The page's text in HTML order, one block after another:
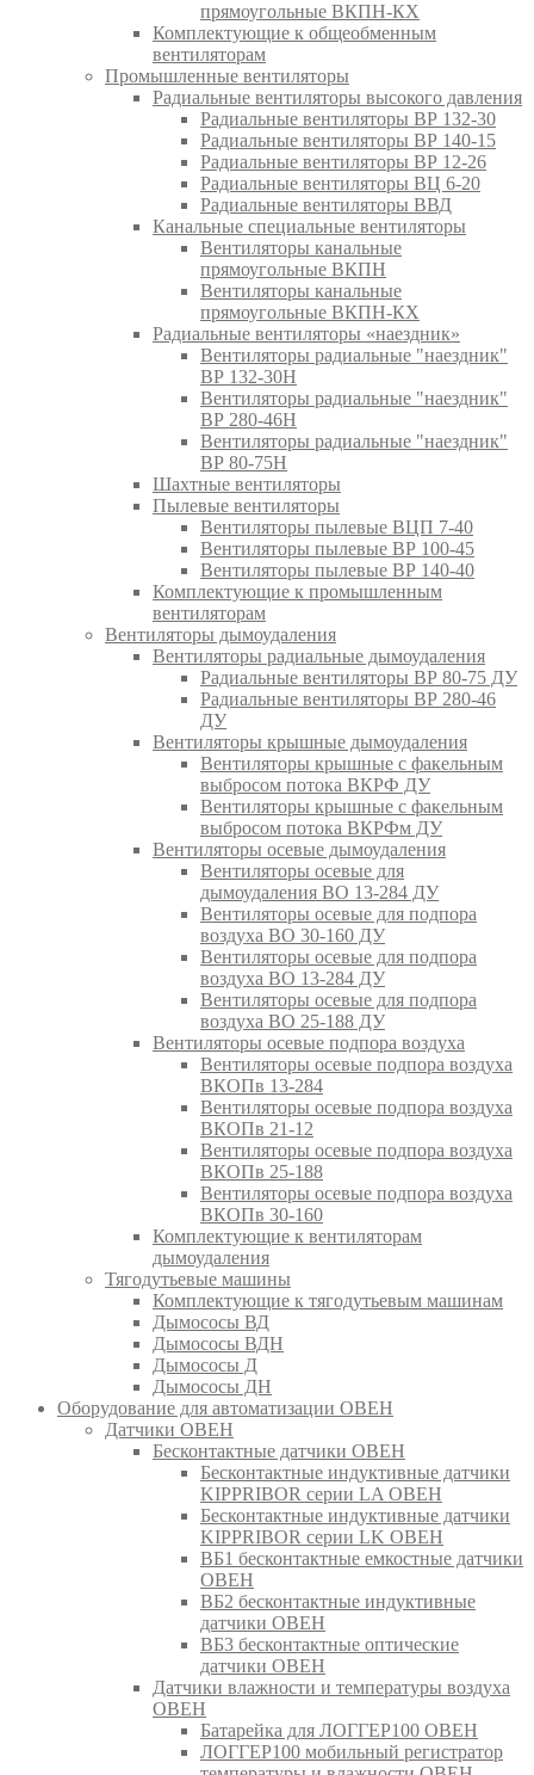
прямоугольные ВКПН-КХ
Комплектующие к общеобменным
вентиляторам
Промышленные вентиляторы
Радиальные вентиляторы высокого давления
Радиальные вентиляторы ВР 132-30
Радиальные вентиляторы ВР 140-15
Радиальные вентиляторы ВР 12-26
Радиальные вентиляторы ВЦ 6-20
Радиальные вентиляторы ВВД
Канальные специальные вентиляторы
Вентиляторы канальные
прямоугольные ВКПН
Вентиляторы канальные
прямоугольные ВКПН-КХ
Радиальные вентиляторы «наездник»
Вентиляторы радиальные "наездник"
ВР 132-30Н
Вентиляторы радиальные "наездник"
ВР 280-46Н
Вентиляторы радиальные "наездник"
ВР 80-75Н
Шахтные вентиляторы
Пылевые вентиляторы
Вентиляторы пылевые ВЦП 7-40
Вентиляторы пылевые ВР 100-45
Вентиляторы пылевые ВР 140-40
Комплектующие к промышленным
вентиляторам
Вентиляторы дымоудаления
Вентиляторы радиальные дымоудаления
Радиальные вентиляторы ВР 80-75 ДУ
Радиальные вентиляторы ВР 280-46
ДУ
Вентиляторы крышные дымоудаления
Вентиляторы крышные с факельным
выбросом потока ВКРФ ДУ
Вентиляторы крышные с факельным
выбросом потока ВКРФм ДУ
Вентиляторы осевые дымоудаления
Вентиляторы осевые для
дымоудаления ВО 13-284 ДУ
Вентиляторы осевые для подпора
воздуха ВО 30-160 ДУ
Вентиляторы осевые для подпора
воздуха ВО 13-284 ДУ
Вентиляторы осевые для подпора
воздуха ВО 25-188 ДУ
Вентиляторы осевые подпора воздуха
Вентиляторы осевые подпора воздуха
ВКОПв 13-284
Вентиляторы осевые подпора воздуха
ВКОПв 21-12
Вентиляторы осевые подпора воздуха
ВКОПв 25-188
Вентиляторы осевые подпора воздуха
ВКОПв 30-160
Комплектующие к вентиляторам
дымоудаления
Тягодутьевые машины
Комплектующие к тягодутьевым машинам
Дымососы ВД
Дымососы ВДН
Дымососы Д
Дымососы ДН
Оборудование для автоматизации ОВЕН
Датчики ОВЕН
Бесконтактные датчики ОВЕН
Бесконтактные индуктивные датчики
KIPPRIBOR серии LA ОВЕН
Бесконтактные индуктивные датчики
KIPPRIBOR серии LK ОВЕН
ВБ1 бесконтактные емкостные датчики
ОВЕН
ВБ2 бесконтактные индуктивные
датчики ОВЕН
ВБ3 бесконтактные оптические
датчики ОВЕН
Датчики влажности и температуры воздуха
ОВЕН
Батарейка для ЛОГГЕР100 ОВЕН
ЛОГГЕР100 мобильный регистратор